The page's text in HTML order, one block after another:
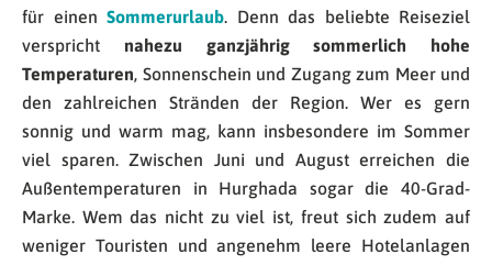
für einen Sommerurlaub. Denn das beliebte Reiseziel
verspricht nahezu ganzjährig sommerlich hohe
Temperaturen, Sonnenschein und Zugang zum Meer und
den zahlreichen Stränden der Region. Wer es gern
sonnig und warm mag, kann insbesondere im Sommer
viel sparen. Zwischen Juni und August erreichen die
Außentemperaturen in Hurghada sogar die 40-Grad-
Marke. Wem das nicht zu viel ist, freut sich zudem auf
weniger Touristen und angenehm leere Hotelanlagen